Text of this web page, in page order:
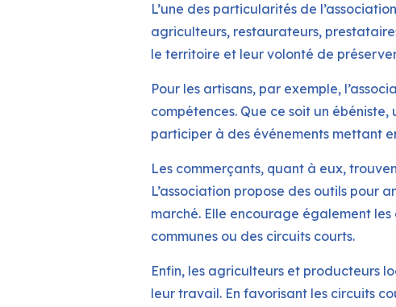
L’une des particularités de
agriculteurs, restaurateurs,
le territoire et leur volonté de
Pour les artisans, par exemple,
compétences. Que ce soit un
participer à des événements mettant
Les commerçants, quant à eux,
L’association propose des outils pour
marché. Elle encourage également
communes ou des circuits courts.
Enfin, les agriculteurs et producteurs
leur travail. En favorisant les circuits